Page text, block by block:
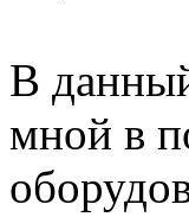
В
мной в